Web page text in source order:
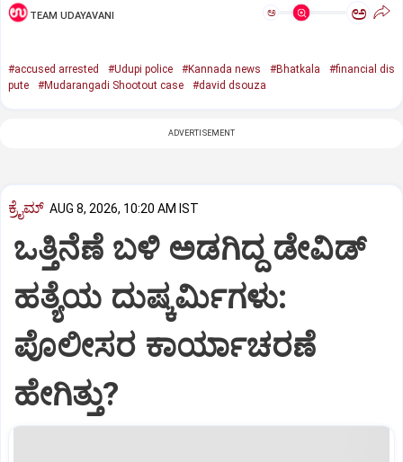
TEAM UDAYAVANI ಅ ಅ
#accused arrested #Udupi police #Kannada news #Bhatkala
#financial dis
pute
#Mudarangadi Shootout case #david dsouza
ADVERTISEMENT
ಕ್ರೈಮ್ AUG 8, 2026, 10:20 AM IST
ಒತ್ತಿನೆಣೆ ಬಳಿ ಅಡಗಿದ್ದ ಡೇವಿಡ್‌
ಹತ್ಯೆಯ ದುಷ್ಕರ್ಮಿಗಳು:
ಪೊಲೀಸರ ಕಾರ್ಯಾಚರಣೆ
ಹೇಗಿತ್ತು?